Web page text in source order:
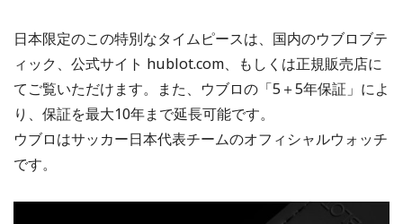
日本限定のこの特別なタイムピースは、国内のウブロブテ
ィック、公式サイト hublot.com、もしくは正規販売店に
てご覧いただけます。また、ウブロの「5＋5年保証」によ
り、保証を最大10年まで延長可能です。
ウブロはサッカー日本代表チームのオフィシャルウォッチ
です。